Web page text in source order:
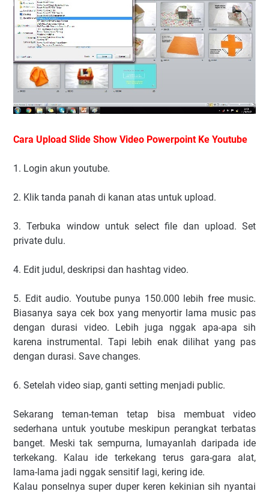
Cara Upload Slide Show Video Powerpoint Ke Youtube
1. Login akun youtube.
2. Klik tanda panah di kanan atas untuk upload.
3. Terbuka window untuk select file dan upload. Set
private dulu.
4. Edit judul, deskripsi dan hashtag video.
5. Edit audio. Youtube punya 150.000 lebih free music.
Biasanya saya cek box yang menyortir lama music pas
dengan durasi video. Lebih juga nggak apa-apa sih
karena instrumental. Tapi lebih enak dilihat yang pas
dengan durasi. Save changes.
6. Setelah video siap, ganti setting menjadi public.
Sekarang teman-teman tetap bisa membuat video
sederhana untuk youtube meskipun perangkat terbatas
banget. Meski tak sempurna, lumayanlah daripada ide
terkekang. Kalau ide terkekang terus gara-gara alat,
lama-lama jadi nggak sensitif lagi, kering ide.
Kalau ponselnya super duper keren kekinian sih nyantai